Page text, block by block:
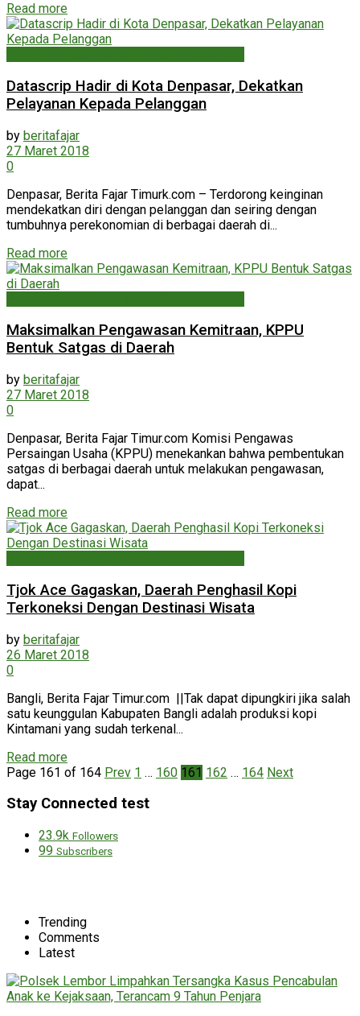
Read more
Datascrip Hadir di Kota Denpasar, Dekatkan
Pelayanan Kepada Pelanggan
by beritafajar
27 Maret 2018
0
Denpasar, Berita Fajar Timurk.com – Terdorong keinginan
mendekatkan diri dengan pelanggan dan seiring dengan
tumbuhnya perekonomian di berbagai daerah di...
Read more
Maksimalkan Pengawasan Kemitraan, KPPU
Bentuk Satgas di Daerah
by beritafajar
27 Maret 2018
0
Denpasar, Berita Fajar Timur.com Komisi Pengawas
Persaingan Usaha (KPPU) menekankan bahwa pembentukan
satgas di berbagai daerah untuk melakukan pengawasan,
dapat...
Read more
Tjok Ace Gagaskan, Daerah Penghasil Kopi
Terkoneksi Dengan Destinasi Wisata
by beritafajar
26 Maret 2018
0
Bangli, Berita Fajar Timur.com ||Tak dapat dipungkiri jika salah
satu keunggulan Kabupaten Bangli adalah produksi kopi
Kintamani yang sudah terkenal...
Read more
Page 161 of 164 Prev 1 … 160 161 162 … 164 Next
Stay Connected test
23.9k Followers
99 Subscribers
Trending
Comments
Latest